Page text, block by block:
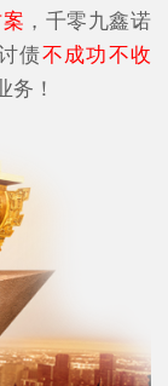
，千零九鑫诺
债不成功不收
务！